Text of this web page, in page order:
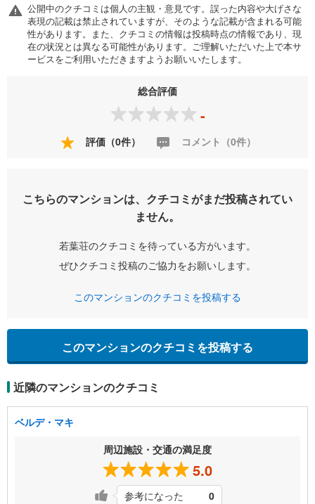
公開中のクチコミは個人の主観・意見です。誤った内容や大げさな
表現の記載は禁止されていますが、そのような記載が含まれる可能
性があります。また、クチコミの情報は投稿時点の情報であり、現
在の状況とは異なる可能性があります。ご理解いただいた上で本サ
ービスをご利用いただきますようお願いいたします。
総合評価
-
評価（0件） コメント（0件）
こちらのマンションは、クチコミがまだ投稿されてい
ません。
若葉荘のクチコミを待っている方がいます。
ぜひクチコミ投稿のご協力をお願いします。
このマンションのクチコミを投稿する
このマンションのクチコミを投稿する
近隣のマンションのクチコミ
ベルデ・マキ
周辺施設・交通の満足度
5.0
参考になった 0